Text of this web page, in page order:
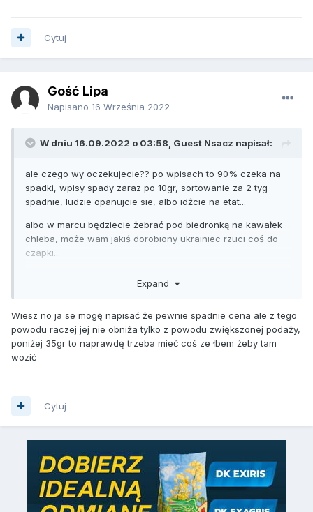
Cytuj
Gość Lipa
Napisano 16 Września 2022
W dniu 16.09.2022 o 03:58, Guest Nsacz napisał:
ale czego wy oczekujecie?? po wpisach to 90% czeka na
spadki, wpisy spady zaraz po 10gr, sortowanie za 2 tyg
spadnie, ludzie opanujcie sie, albo idźcie na etat...
albo w marcu będziecie żebrać pod biedronką na kawałek
chleba, może wam jakiś dorobiony ukrainiec rzuci coś do
czapki...
matematyki, kosztem zbędnej plastyki czy nawet kreowanej
zdrowia życzę wam Janusze sadownictwa
Expand
Wiesz no ja se mogę napisać że pewnie spadnie cena ale z tego
powodu raczej jej nie obniża tylko z powodu zwiększonej podaży,
poniżej 35gr to naprawdę trzeba mieć coś ze łbem żeby tam
wozić
Cytuj